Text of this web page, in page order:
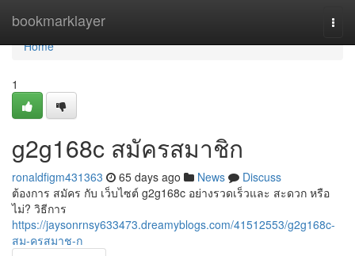
bookmarklayer
Home
Home
1
g2g168c สมัครสมาชิก
ronaldfigm431363 65 days ago News
Discuss
ต้องการ สมัคร กับ เว็บไซต์ g2g168c อย่างรวดเร็วและ สะดวก หรือ
ไม่? วิธีการ
https://jaysonrnsy633473.dreamyblogs.com/41512553/g2g168c-
สม-ครสมาช-ก